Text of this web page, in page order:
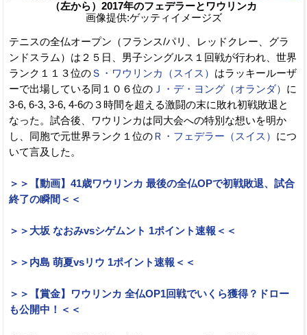
（左から）2017年のフェデラーとワウリンカ
画像提供:ゲッティイメージズ
テニスの全仏オープン（フランス/パリ、レッドクレー、グラ
ンドスラム）は２５日、男子シングルス１回戦が行われ、世界
ランク１１３位のＳ・ワウリンカ（スイス） はラッキールーザ
ーで出場している同１０６位の Ｊ・デ・ヨング（オランダ） に
3-6, 6-3, 3-6, 4-6の３時間を超える激闘の末に敗れ初戦敗退と
なった。試合後、ワウリンカは同大会への特別な想いを明か
し、同胞で元世界ランク１位のＲ・フェデラー（スイス） につ
いて言及した。
＞＞【動画】41歳ワウリンカ 最後の全仏OPで初戦敗退、試合
終了の瞬間＜＜
＞＞大坂 なおみvsシゲムント 1ポイント速報＜＜
＞＞内島 萌夏vsリウ 1ポイント速報＜＜
＞＞【賞金】ワウリンカ 全仏OP1回戦でいくら獲得？ドロー
も公開中！＜＜